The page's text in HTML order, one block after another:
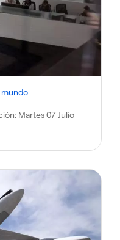
mundo
Martes 07 Julio